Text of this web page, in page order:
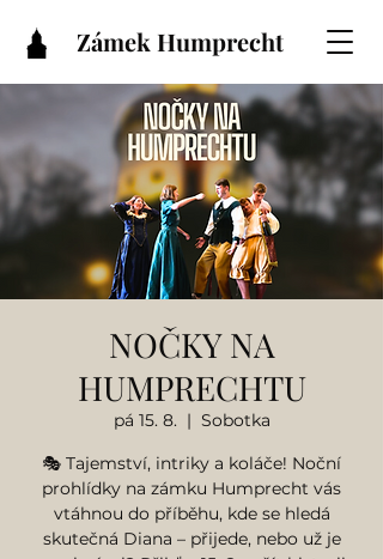
Zámek Humprecht
NOČKY NA
HUMPRECHTU
pá 15. 8.
  |
Sobotka
🎭 Tajemství, intriky a koláče! Noční
prohlídky na zámku Humprecht vás
vtáhnou do příběhu, kde se hledá
skutečná Diana – přijede, nebo už je